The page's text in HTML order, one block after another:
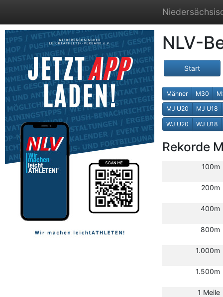
NLV-
Start
Männer M30
MJ U20 MJ U18
WJ U20 WJ U18
Rekorde
100m
200m
400m
800m
1.000m
1.500m
1 Meile